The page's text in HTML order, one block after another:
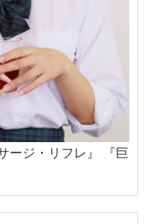
ージ・リフレ』 『巨